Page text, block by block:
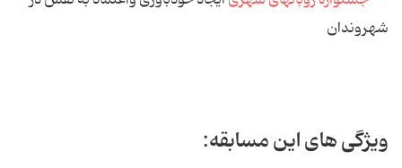
شهروندان
ویژگی های این مسابقه: